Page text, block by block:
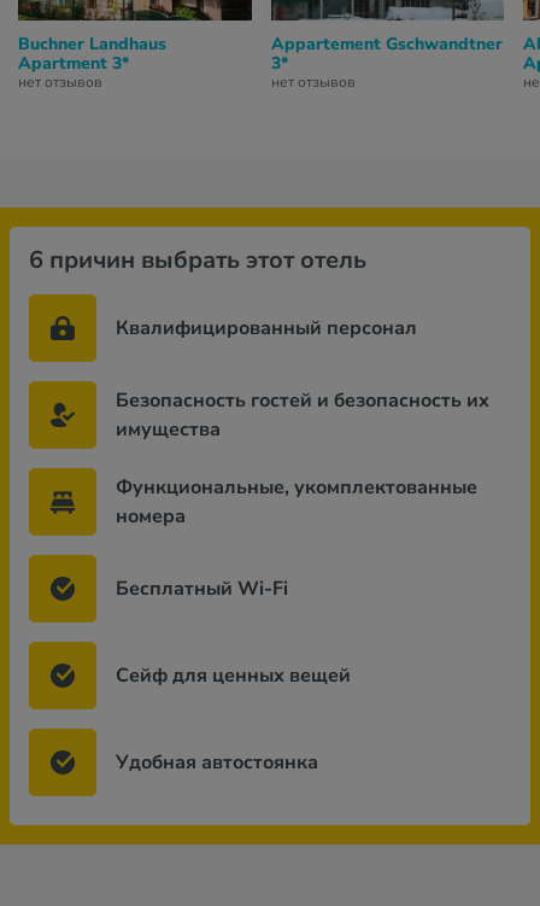
Buchner Landhaus
Apartment 3*
нет отзывов
Appartement Gschwandtner
3*
нет отзывов
6 причин выбрать этот отель
Квалифицированный персонал
Безопасность гостей и безопасность их
имущества
Функциональные, укомплектованные
номера
Бесплатный Wi-Fi
Сейф для ценных вещей
Удобная автостоянка